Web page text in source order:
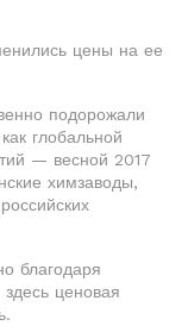
цены на ее
подорожали
глобальной
— весной 2017
химзаводы,
благодаря
ценовая